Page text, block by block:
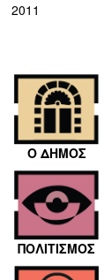
2011
Ο ΔΗΜΟΣ
ΠΟΛΙΤΙΣΜΟΣ